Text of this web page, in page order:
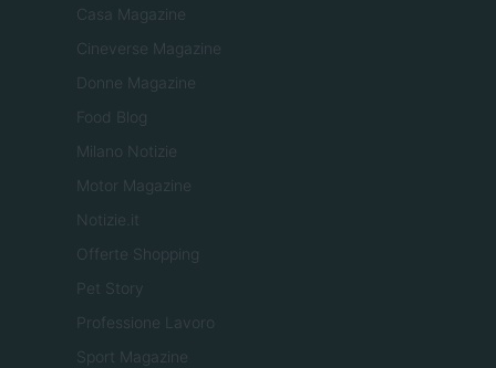
Casa Magazine
Cineverse Magazine
Donne Magazine
Food Blog
Milano Notizie
Motor Magazine
Notizie.it
Offerte Shopping
Pet Story
Professione Lavoro
Sport Magazine